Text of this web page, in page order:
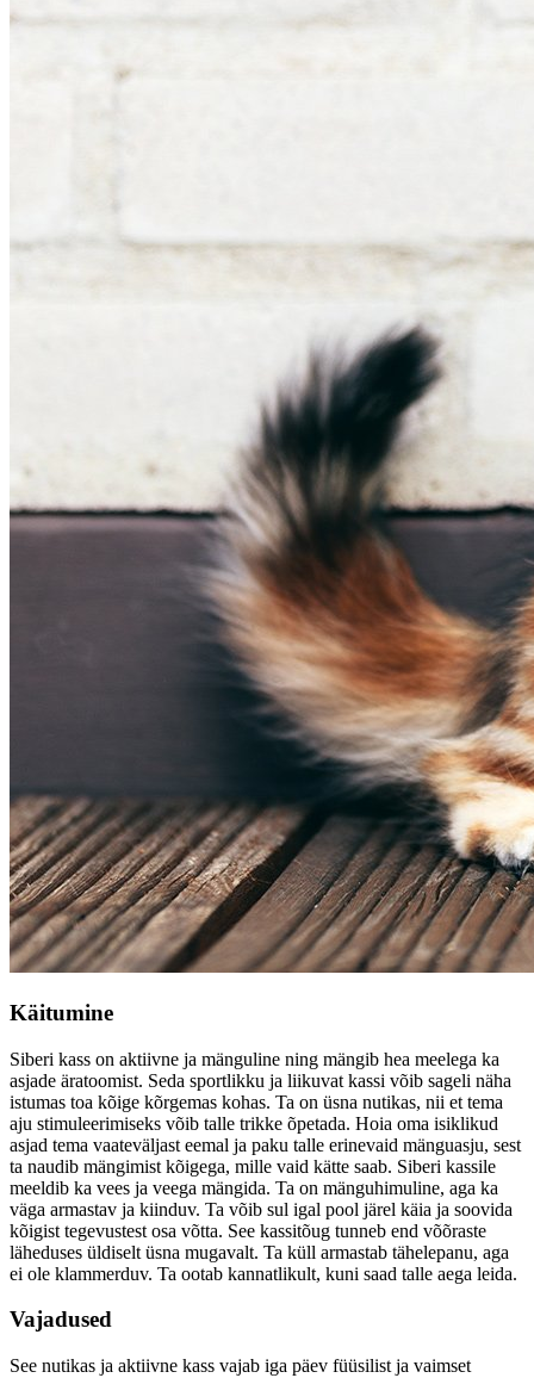
Käitumine
Siberi kass on aktiivne ja mänguline ning mängib hea meelega ka
asjade äratoomist. Seda sportlikku ja liikuvat kassi võib sageli näha
istumas toa kõige kõrgemas kohas. Ta on üsna nutikas, nii et tema
aju stimuleerimiseks võib talle trikke õpetada. Hoia oma isiklikud
asjad tema vaateväljast eemal ja paku talle erinevaid mänguasju, sest
ta naudib mängimist kõigega, mille vaid kätte saab. Siberi kassile
meeldib ka vees ja veega mängida. Ta on mänguhimuline, aga ka
väga armastav ja kiinduv. Ta võib sul igal pool järel käia ja soovida
kõigist tegevustest osa võtta. See kassitõug tunneb end võõraste
läheduses üldiselt üsna mugavalt. Ta küll armastab tähelepanu, aga
ei ole klammerduv. Ta ootab kannatlikult, kuni saad talle aega leida.
Vajadused
See nutikas ja aktiivne kass vajab iga päev füüsilist ja vaimset